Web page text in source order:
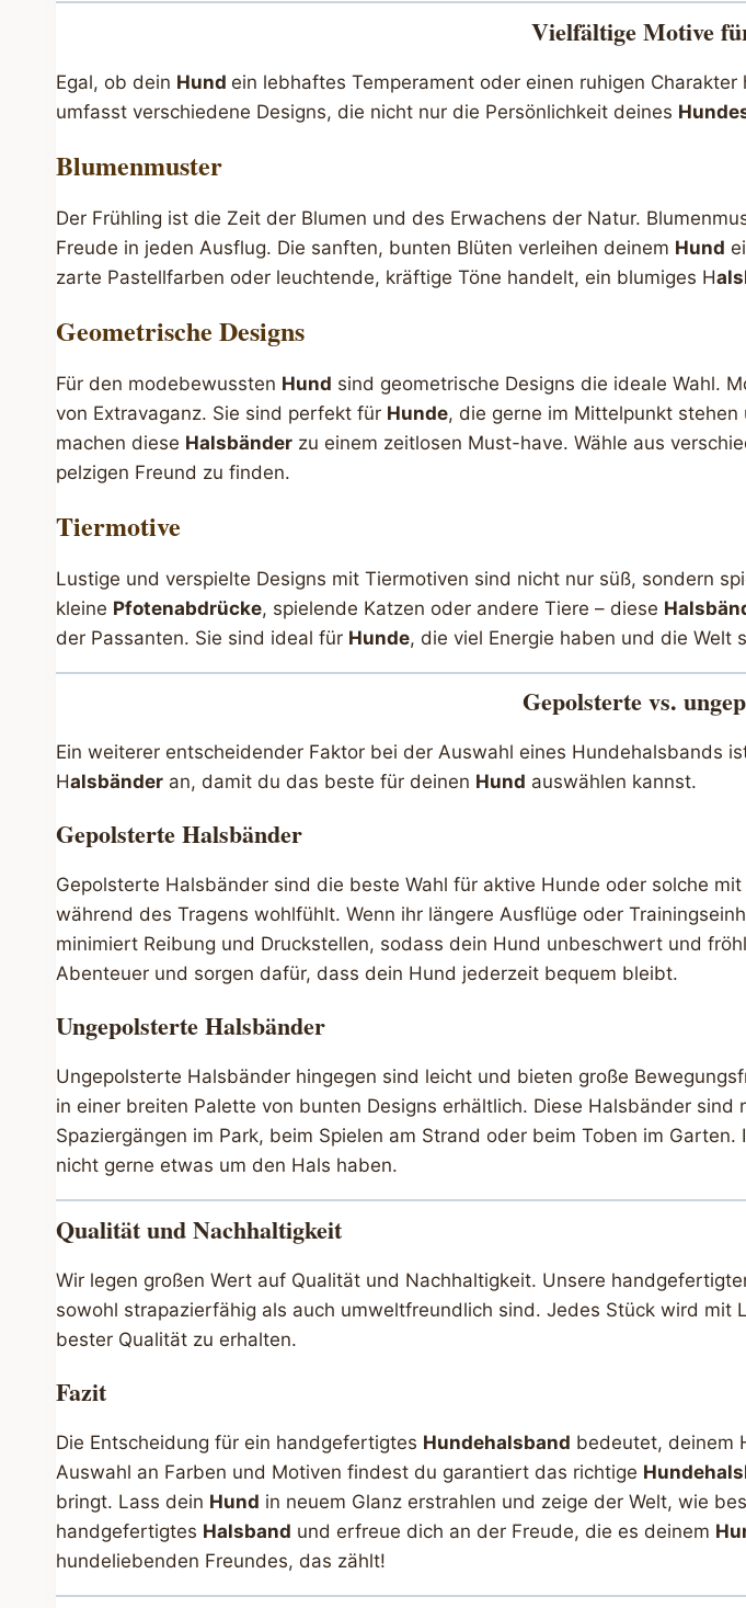
Vielfältige Motive
Egal, ob dein Hundein lebhaftes Temperament oder einen ruhigen
umfasst verschiedene Designs, die nicht nur die Persönlichkeit deines
Blumenmuster
Der Frühling ist die Zeit der Blumen und des Erwachens der Natur.
Freude in jeden Ausflug. Die sanften, bunten Blüten verleihen deinem Hund
zarte Pastellfarben oder leuchtende, kräftige Töne handelt, ein blumiges H
Geometrische Designs
Für den modebewussten Hund sind geometrische Designs die ideale Wahl.
von Extravaganz. Sie sind perfekt für Hunde, die gerne im Mittelpunkt
machen diese Halsbänder zu einem zeitlosen Must-have. Wähle aus
pelzigen Freund zu finden.
Tiermotive
Lustige und verspielte Designs mit Tiermotiven sind nicht nur süß, sondern
kleine Pfotenabdrücke, spielende Katzen oder andere Tiere – diese
der Passanten. Sie sind ideal für Hunde, die viel Energie haben und die Welt
Gepolsterte vs.
Ein weiterer entscheidender Faktor bei der Auswahl eines Hundehalsbands
Halsbänder an, damit du das beste für deinen Hund auswählen kannst.
Gepolsterte Halsbänder
Gepolsterte Halsbänder sind die beste Wahl für aktive Hunde oder solche
während des Tragens wohlfühlt. Wenn ihr längere Ausflüge oder
minimiert Reibung und Druckstellen, sodass dein Hund unbeschwert und
Abenteuer und sorgen dafür, dass dein Hund jederzeit bequem bleibt.
Ungepolsterte Halsbänder
Ungepolsterte Halsbänder hingegen sind leicht und bieten große
in einer breiten Palette von bunten Designs erhältlich. Diese Halsbänder
Spaziergängen im Park, beim Spielen am Strand oder beim Toben im
nicht gerne etwas um den Hals haben.
Qualität und Nachhaltigkeit
Wir legen großen Wert auf Qualität und Nachhaltigkeit. Unsere
sowohl strapazierfähig als auch umweltfreundlich sind. Jedes Stück wird
bester Qualität zu erhalten.
Fazit
Die Entscheidung für ein handgefertigtes Hundehalsband bedeutet, deinem
Auswahl an Farben und Motiven findest du garantiert das richtige
bringt. Lass dein Hund in neuem Glanz erstrahlen und zeige der Welt, wie
handgefertigtes Halsband und erfreue dich an der Freude, die es deinem
hundeliebenden Freundes, das zählt!